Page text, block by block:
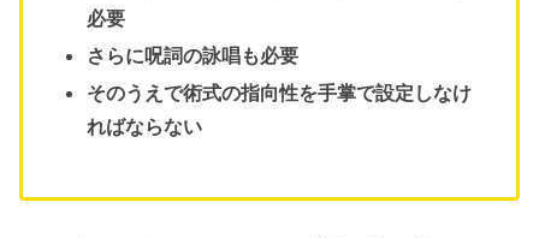
必要
さらに呪詞の詠唱も必要
そのうえで術式の指向性を手掌で設定しなけ
ればならない